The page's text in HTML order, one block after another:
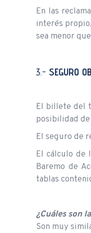
En las
interés
sea menor
3.- SEGURO
El billete del
posibilidad
El seguro de
El cálculo de
Baremo de
tablas
¿Cuáles son
Son muy